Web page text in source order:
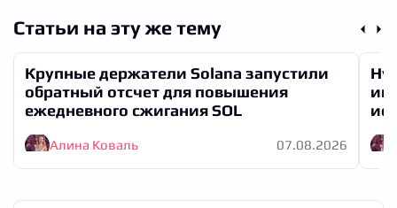
Статьи на эту же тему
Крупные держатели Solana запустили
обратный отсчет для повышения
ежедневного сжигания SOL
Алина Коваль 07.08.2026